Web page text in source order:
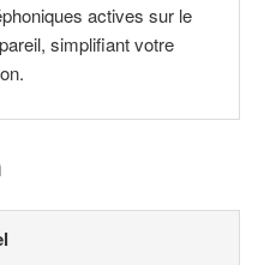
actives sur le
simplifiant votre